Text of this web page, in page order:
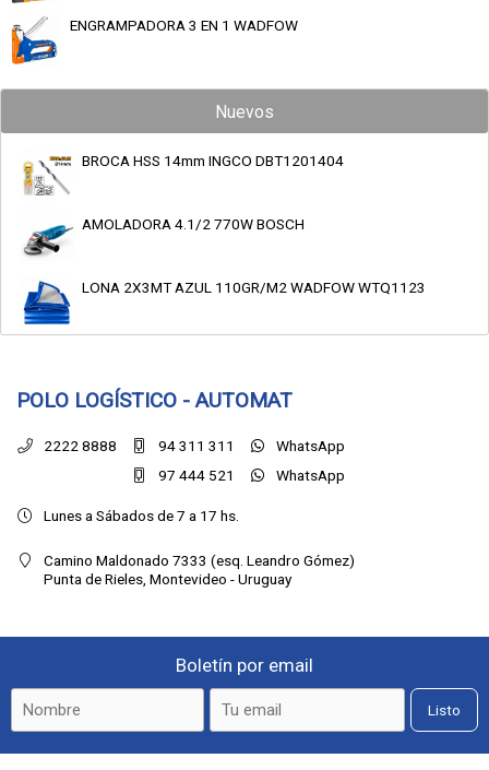
ENGRAMPADORA 3 EN 1 WADFOW
Nuevos
BROCA HSS 14mm INGCO DBT1201404
AMOLADORA 4.1/2 770W BOSCH
LONA 2X3MT AZUL 110GR/M2 WADFOW WTQ1123
POLO LOGÍSTICO - AUTOMAT
2222 8888 94 311 311
WhatsApp
97 444 521
WhatsApp
Lunes a Sábados de 7 a 17 hs.
Camino Maldonado 7333 (esq. Leandro Gómez)
Punta de Rieles, Montevideo - Uruguay
Boletín por email
Listo